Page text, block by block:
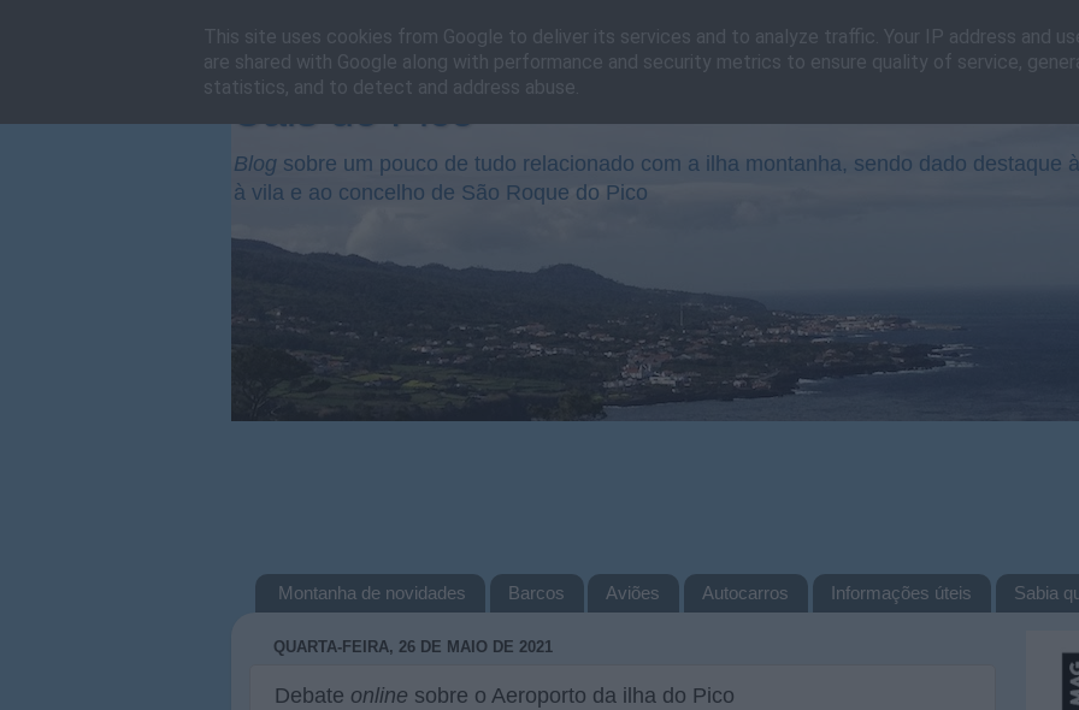
Cais do Pico
Blog sobre um pouco de tudo relacionado com a ilha montanha, sendo dado destaque
à vila e ao concelho de São Roque do Pico
Montanha de novidades Barcos Aviões Autocarros Informações úteis Sabia
QUARTA-FEIRA, 26 DE MAIO DE 2021
Debate online sobre o Aeroporto da ilha do Pico
This site uses cookies from Google to deliver its services and to analyze traffic. Your IP address and
are shared with Google along with performance and security metrics to ensure quality of service,
statistics, and to detect and address abuse.